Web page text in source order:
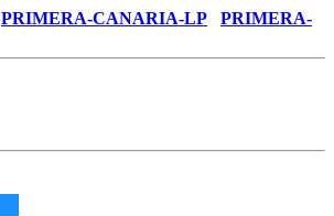
PRIMERA-CANARIA-LP
PRIMERA-